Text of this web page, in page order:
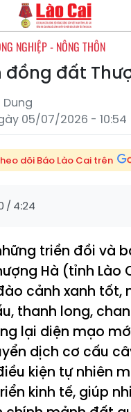
NGHIỆP - NÔNG THÔN
đồng đất
05/07/2026 - 10:54
dõi Báo Lào Cai trên
/ 4:24
triền đồi và
Hà (tỉnh Lào
cảnh xanh tốt,
thanh long,
lại diện mạo
dịch cơ cấu
kiện tự nhiên
kinh tế, giúp